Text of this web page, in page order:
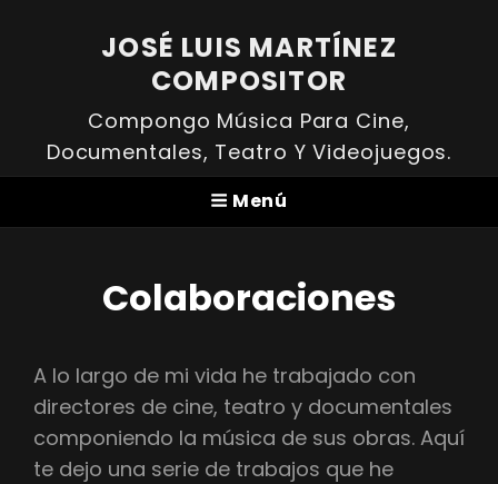
JOSÉ LUIS MARTÍNEZ
COMPOSITOR
Compongo Música Para Cine,
Documentales, Teatro Y Videojuegos.
Menú
Colaboraciones
A lo largo de mi vida he trabajado con
directores de cine, teatro y documentales
componiendo la música de sus obras. Aquí
te dejo una serie de trabajos que he